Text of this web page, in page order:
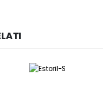
Questo prodotto ha più varianti. Le opzioni possono essere scelte nella pagina del prodotto